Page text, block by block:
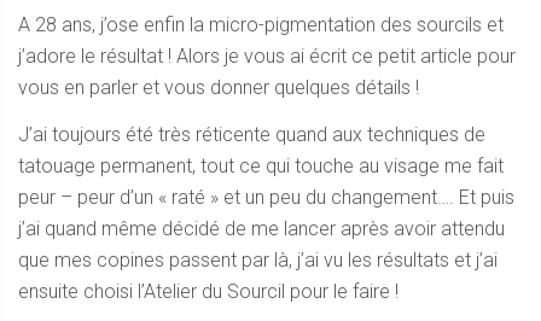
A 28 ans, j’ose enfin la micro-pigmentation des sourcils et
j’adore le résultat ! Alors je vous ai écrit ce petit article pour
vous en parler et vous donner quelques détails !
J’ai toujours été très réticente quand aux techniques de
tatouage permanent, tout ce qui touche au visage me fait
peur – peur d’un « raté » et un peu du changement…. Et puis
j’ai quand même décidé de me lancer après avoir attendu
que mes copines passent par là, j’ai vu les résultats et j’ai
ensuite choisi l’Atelier du Sourcil pour le faire !